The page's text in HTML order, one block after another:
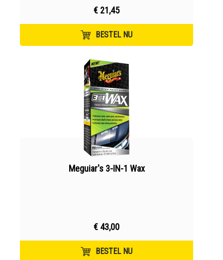
€ 21,45
BESTEL NU
Meguiar's 3-IN-1 Wax
€ 43,00
BESTEL NU